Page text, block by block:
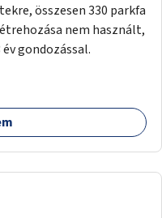
összesen 330 parkfa
nem használt,
gondozással.